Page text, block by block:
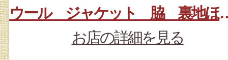
ウール ジ
お店の詳細を見る